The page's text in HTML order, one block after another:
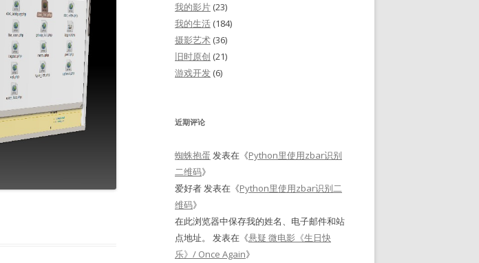
我的影片 (23)
我的生活 (184)
摄影艺术 (36)
旧时原创 (21)
游戏开发 (6)
近期评论
蜘蛛抱蛋 发表在《Python里使用zbar识别
二维码》
爱好者发表在《Python里使用zbar识别二
维码》
在此浏览器中保存我的姓名、电子邮件和站
点地址。
发表在《悬疑 微电影《生日快
乐》/ Once Again》